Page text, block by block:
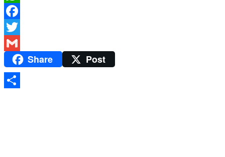
WhatsApp
Facebook
Twitter
Gmail Share Post